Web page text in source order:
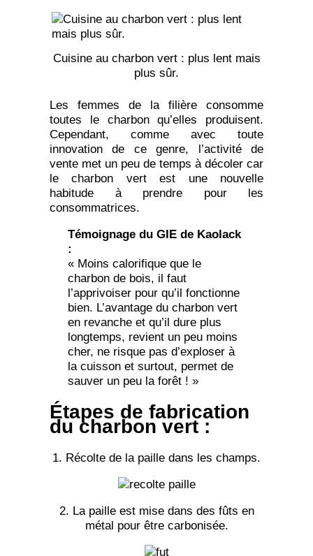
Cuisine au charbon vert : plus lent mais
plus sûr.
Les femmes de la filière consomme
toutes le charbon qu’elles produisent.
Cependant, comme avec toute
innovation de ce genre, l’activité de
vente met un peu de temps à décoler car
le charbon vert est une nouvelle
habitude à prendre pour les
consommatrices.
Témoignage du GIE de Kaolack
:
« Moins calorifique que le
charbon de bois, il faut
l’apprivoiser pour qu’il fonctionne
bien. L’avantage du charbon vert
en revanche et qu’il dure plus
longtemps, revient un peu moins
cher, ne risque pas d’exploser à
la cuisson et surtout, permet de
sauver un peu la forêt ! »
Étapes de fabrication
du charbon vert :
1. Récolte de la paille dans les champs.
2. La paille est mise dans des fûts en
métal pour être carbonisée.